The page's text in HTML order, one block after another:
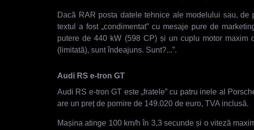
Dacă RAR posta datele tehnice ale modelului sau,
textul a fost „condimentat” cu mesaje pure de
putere de 440 kW (598 CP) și un cuplu motor
(limitată), sunt îndeajuns. Sunt?...”.
Audi RS e-tron GT
Audi RS e-tron GT este „fratele” cu patru inele al
are un preț de pornire de 149.020 de euro, TVA inclusă.
Mașina atinge 100 km/h în 3,3 secunde și o viteză